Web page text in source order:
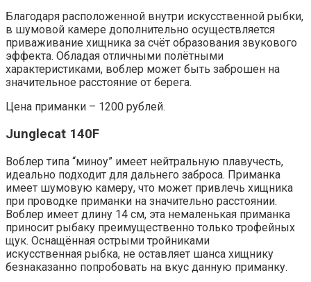
Благодаря расположенной внутри искусственной рыбки,
в шумовой камере дополнительно осуществляется
приваживание хищника за счёт образования звукового
эффекта. Обладая отличными полётными
характеристиками, воблер может быть заброшен на
значительное расстояние от берега.
Цена приманки – 1200 рублей.
Junglecat 140F
Воблер типа “миноу” имеет нейтральную плавучесть,
идеально подходит для дальнего заброса. Приманка
имеет шумовую камеру, что может привлечь хищника
при проводке приманки на значительно расстоянии.
Воблер имеет длину 14 см, эта немаленькая приманка
приносит рыбаку преимущественно только трофейных
щук. Оснащённая острыми тройниками
искусственная рыбка, не оставляет шанса хищнику
безнаказанно попробовать на вкус данную приманку.